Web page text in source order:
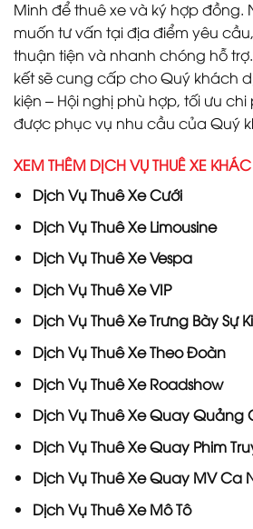
Minh để thuê xe và ký hợp đồng.
muốn tư vấn tại địa điểm yêu
thuận tiện và nhanh chóng hỗ
kết sẽ cung cấp cho Quý khách
kiện – Hội nghị phù hợp, tối ưu
được phục vụ nhu cầu của Quý
XEM THÊM DỊCH VỤ THUÊ XE
Dịch VụThuê Xe Cưới
Dịch VụThuê Xe Limousine
Dịch VụThuê Xe Vespa
Dịch VụThuê Xe VIP
Dịch VụThuê Xe Trưng Bày Sự
Dịch VụThuê Xe Theo Đoàn
Dịch VụThuê Xe Roadshow
Dịch VụThuê Xe Quay Quảng
Dịch VụThuê Xe Quay Phim
Dịch VụThuê Xe Quay MV Ca
Dịch VụThuê Xe Mô Tô